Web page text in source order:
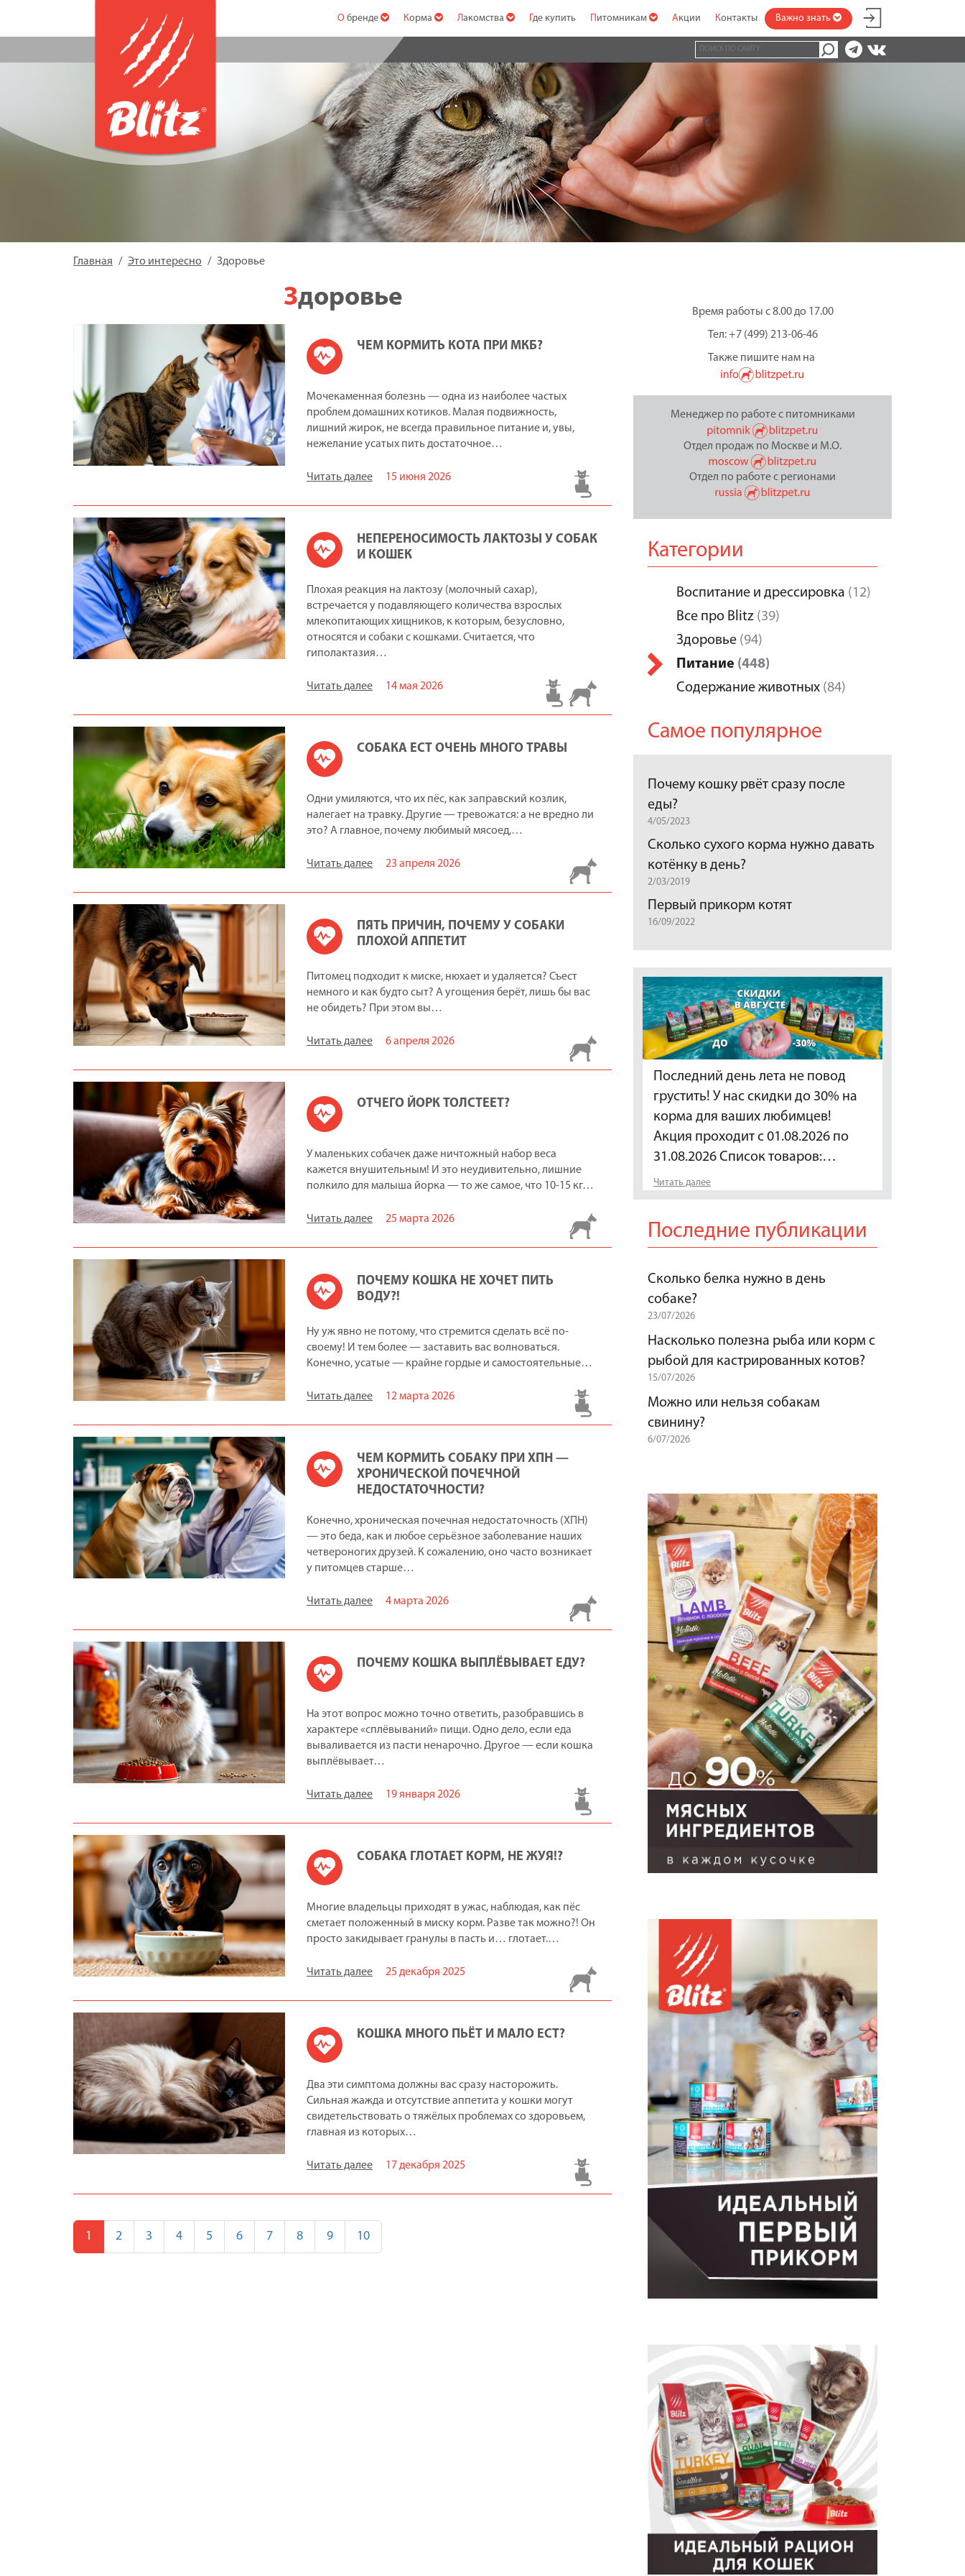
О бренде Корма Лакомства Где купить Питомникам Акции Контакты Важно знать
Главная Это интересно Здоровье
Здоровье
ЧЕМ КОРМИТЬ КОТА ПРИ МКБ?
Мочекаменная болезнь — одна из наиболее частых
проблем домашних котиков. Малая подвижность,
лишний жирок, не всегда правильное питание и, увы,
нежелание усатых пить достаточное…
Читать далее 15 июня 2026
НЕПЕРЕНОСИМОСТЬ ЛАКТОЗЫ У СОБАК
И КОШЕК
Плохая реакция на лактозу (молочный сахар),
встречается у подавляющего количества взрослых
млекопитающих хищников, к которым, безусловно,
относятся и собаки с кошками. Считается, что
гиполактазия…
Читать далее 14 мая 2026
СОБАКА ЕСТ ОЧЕНЬ МНОГО ТРАВЫ
Одни умиляются, что их пёс, как заправский козлик,
налегает на травку. Другие — тревожатся: а не вредно ли
это? А главное, почему любимый мясоед,…
Читать далее 23 апреля 2026
ПЯТЬ ПРИЧИН, ПОЧЕМУ У СОБАКИ
ПЛОХОЙ АППЕТИТ
Питомец подходит к миске, нюхает и удаляется? Съест
немного и как будто сыт? А угощения берёт, лишь бы вас
не обидеть? При этом вы…
Читать далее 6 апреля 2026
ОТЧЕГО ЙОРК ТОЛСТЕЕТ?
У маленьких собачек даже ничтожный набор веса
кажется внушительным! И это неудивительно, лишние
полкило для малыша йорка — то же самое, что 10-15 кг…
Читать далее 25 марта 2026
ПОЧЕМУ КОШКА НЕ ХОЧЕТ ПИТЬ
ВОДУ?!
Ну уж явно не потому, что стремится сделать всё по-
своему! И тем более — заставить вас волноваться.
Конечно, усатые — крайне гордые и самостоятельные…
Читать далее 12 марта 2026
ЧЕМ КОРМИТЬ СОБАКУ ПРИ ХПН —
ХРОНИЧЕСКОЙ ПОЧЕЧНОЙ
НЕДОСТАТОЧНОСТИ?
Конечно, хроническая почечная недостаточность (ХПН)
— это беда, как и любое серьёзное заболевание наших
четвероногих друзей. К сожалению, оно часто возникает
у питомцев старше…
Читать далее 4 марта 2026
ПОЧЕМУ КОШКА ВЫПЛЁВЫВАЕТ ЕДУ?
На этот вопрос можно точно ответить, разобравшись в
характере «сплёвываний» пищи. Одно дело, если еда
вываливается из пасти ненарочно. Другое — если кошка
выплёвывает…
Читать далее 19 января 2026
СОБАКА ГЛОТАЕТ КОРМ, НЕ ЖУЯ!?
Многие владельцы приходят в ужас, наблюдая, как пёс
сметает положенный в миску корм. Разве так можно?! Он
просто закидывает гранулы в пасть и… глотает.…
Читать далее 25 декабря 2025
КОШКА МНОГО ПЬЁТ И МАЛО ЕСТ?
Два эти симптома должны вас сразу насторожить.
Сильная жажда и отсутствие аппетита у кошки могут
свидетельствовать о тяжёлых проблемах со здоровьем,
главная из которых…
Читать далее 17 декабря 2025
1 2 3 4 5 6 7 8 9 10
Время работы с 8.00 до 17.00
Тел: +7 (499) 213-06-46
Также пишите нам на
Менеджер по работе с питомниками
Отдел продаж по Москве и М.О.
Отдел по работе с регионами
Категории
Воспитание и дрессировка (12)
Все про Blitz (39)
Здоровье (94)
Питание (448)
Содержание животных (84)
Самое популярное
Почему кошку рвёт сразу после
еды?
4/05/2023
Сколько сухого корма нужно давать
котёнку в день?
2/03/2019
Первый прикорм котят
16/09/2022
Последний день лета не повод
грустить! У нас скидки до 30% на
корма для ваших любимцев!
Акция проходит с 01.08.2026 по
31.08.2026 Список товаров:…
Читать далее
Последние публикации
Сколько белка нужно в день
собаке?
23/07/2026
Насколько полезна рыба или корм с
рыбой для кастрированных котов?
15/07/2026
Можно или нельзя собакам
свинину?
6/07/2026